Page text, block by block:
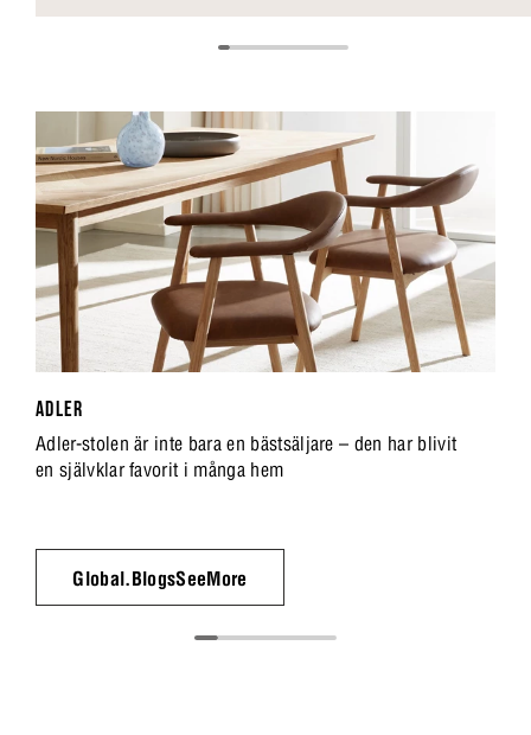
ADLER
Adler-stolen är inte bara en bästsäljare – den har blivit
en självklar favorit i många hem
Global.BlogsSeeMore